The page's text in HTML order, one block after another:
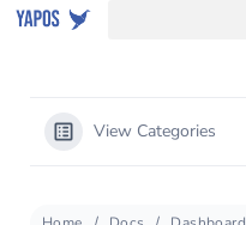
View Categories